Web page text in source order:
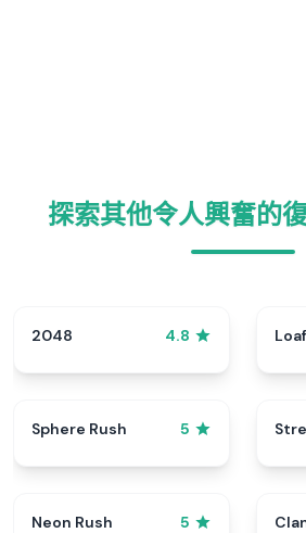
探索其他令人興奮的
2048 4.8
Sphere Rush 5
Neon Rush 5